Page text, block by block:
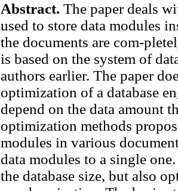
Abstract. The paper deals
used to store data modules
the documents are com-
is based on the system of
authors earlier. The paper
optimization of a database
depend on the data amount
optimization methods
modules in various
data modules to a single
the database size, but also